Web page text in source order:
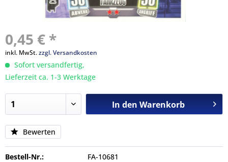
0,45 € *
inkl. MwSt.zzgl. Versandkosten
Sofort versandfertig,
Lieferzeit ca. 1-3 Werktage
In den Warenkorb
Bewerten
Bestell-Nr.: FA-10681